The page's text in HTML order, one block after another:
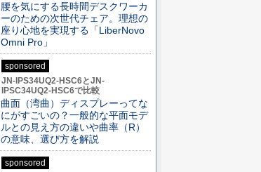
腰を気にする長時間デスクワーカ
ーのための次世代チェア。理想の
座り心地を実現する「LiberNovo
Omni Pro」
sponsored
JN-IPS34UQ2-HSC6とJN-
IPSC34UQ2-HSC6で比較
曲面（湾曲）ディスプレーってな
にがすごいの？一般的な平面モデ
ルとの見え方の違いや曲率（R）
の意味、選び方を解説
sponsored